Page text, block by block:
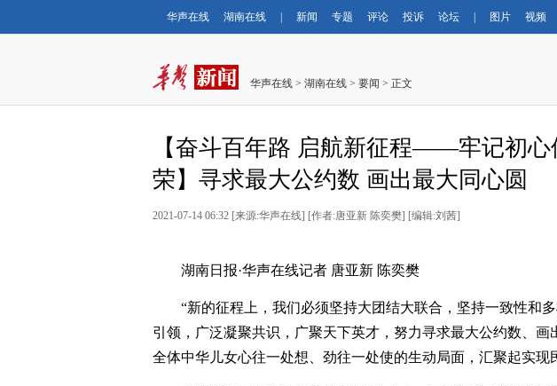
华声在线 湖南在线 新闻 专题 评论 投诉 论坛 图片 视频
华声在线 > 湖南在线 > 要闻 > 正文
【奋斗百年路 启航新征程——牢记初心
荣】寻求最大公约数 画出最大同心圆
2021-07-14 06:32 [来源:华声在线] [作者:唐亚新 陈奕樊] [编辑:刘茜]
湖南日报·华声在线记者 唐亚新 陈奕樊
“新的征程上，我们必须坚持大团结大联合，坚持一致性和
引领，广泛凝聚共识，广聚天下英才，努力寻求最大公约数、画
全体中华儿女心往一处想、劲往一处使的生动局面，汇聚起实现